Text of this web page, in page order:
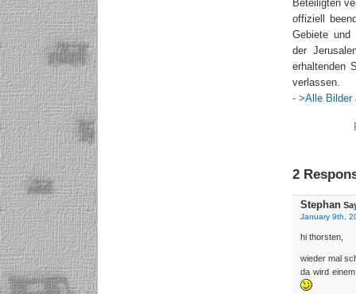
Beteiligten
offiziell
Gebiete und
der
erhaltenden
verlassen.
- >Alle Bilder
2
Stephan
January 9th,
hi thorsten,
wieder mal
da wird